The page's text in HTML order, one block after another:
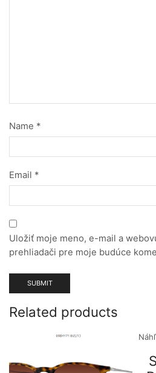
Name *
Email *
Uložiť moje meno, e-mail a
prehliadači pre moje budúce
Related products